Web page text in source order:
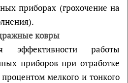
приборах (грохочение на
ковры
эффективности работы
приборов при отработке
мелкого и тонкого